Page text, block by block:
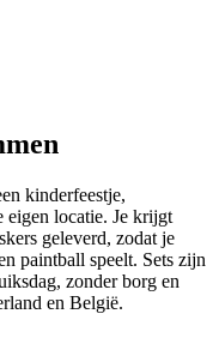
kinderfeestje,
locatie. Je krijgt
geleverd, zodat je
paintball speelt. Sets zijn
zonder borg en
en België.